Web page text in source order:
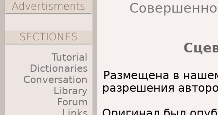
Размещена в
разрешения
Advertisments
SECTIONES
Tutorial
Dictionaries
Conversation
Library
Forum